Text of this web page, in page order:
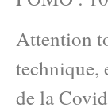
Attention
technique,
de la